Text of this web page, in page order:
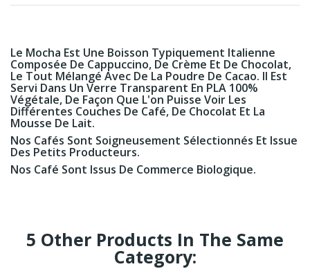
Le Mocha Est Une Boisson Typiquement Italienne
Composée De Cappuccino, De Crème Et De Chocolat,
Le Tout Mélangé Avec De La Poudre De Cacao. Il Est
Servi Dans Un Verre Transparent En PLA 100%
Végétale, De Façon Que L'on Puisse Voir Les
Différentes Couches De Café, De Chocolat Et La
Mousse De Lait.
Nos Cafés Sont Soigneusement Sélectionnés Et Issue
Des Petits Producteurs.
Nos Café Sont Issus De Commerce Biologique.
5 Other Products In The Same
Category: